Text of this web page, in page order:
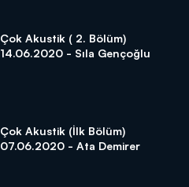
Çok Akustik ( 2. Bölüm)
14.06.2020 - Sıla Gençoğlu
Çok Akustik (İlk Bölüm)
07.06.2020 - Ata Demirer